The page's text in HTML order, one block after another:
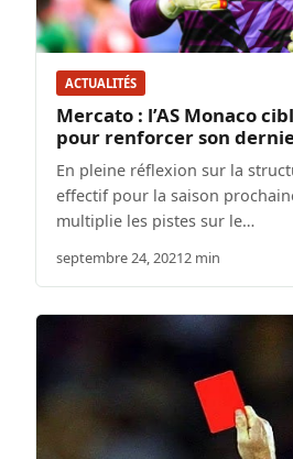
ACTUALITÉS
Mercato : l’AS Monaco
pour renforcer son
En pleine réflexion sur la
effectif pour la saison
multiplie les pistes sur le…
septembre 24, 20212 min